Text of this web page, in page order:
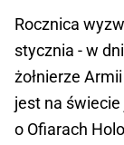
Rocznica
stycznia - w
żołnierze
jest na
o Ofiarach